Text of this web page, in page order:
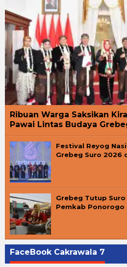
Ribuan Warga Saksikan
Pawai Lintas Budaya
Festival Reyog
Grebeg Suro 2026
Grebeg Tutup
Pemkab Ponorogo
FaceBook Cakrawala 7